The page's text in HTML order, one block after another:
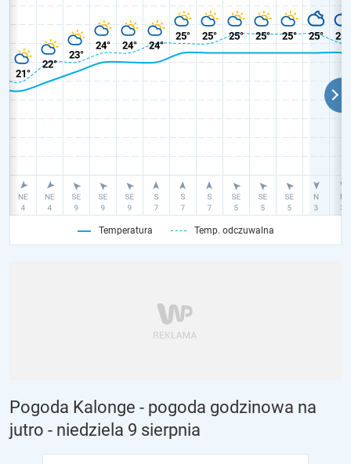
Temperatura Temp. odczuwalna
Pogoda Kalonge - pogoda godzinowa na
jutro - niedziela 9 sierpnia